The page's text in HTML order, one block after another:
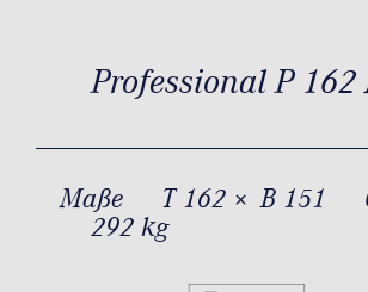
Professional P 162
Maße T 162 × B 151
292 kg